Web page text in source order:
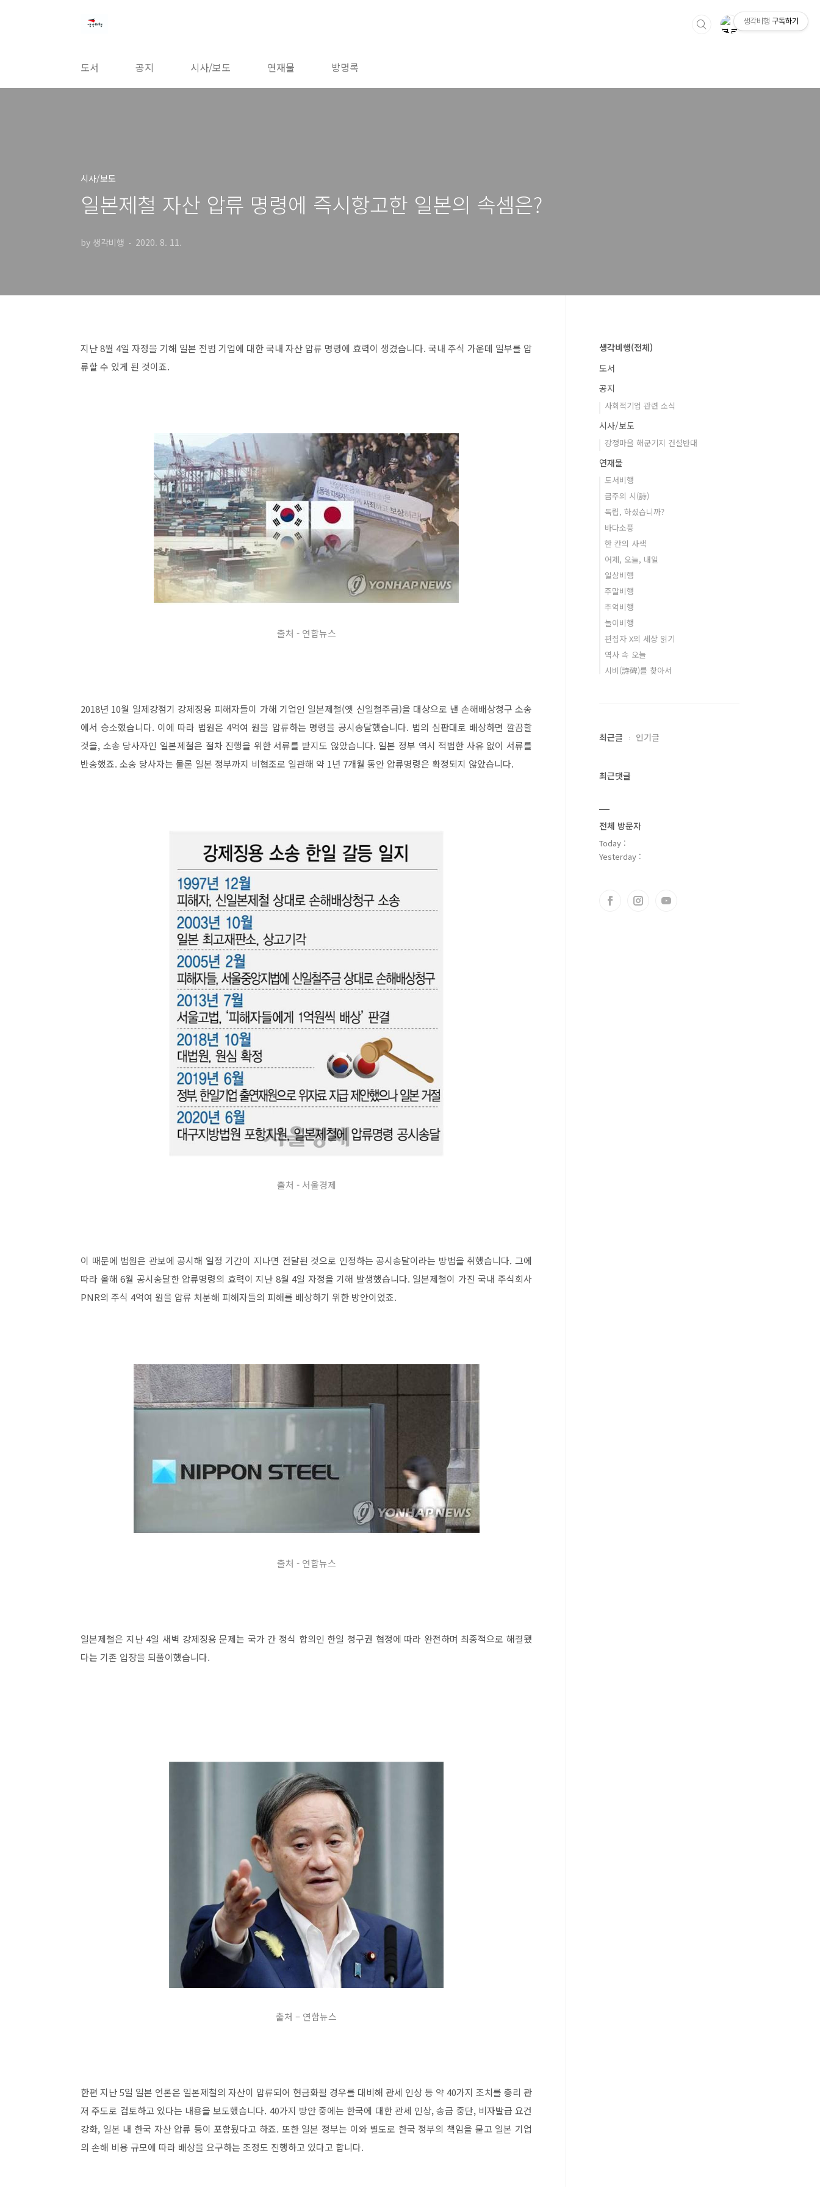
도서 공지 시사/보도 연재물 방명록
시사/보도
일본제철 자산 압류 명령에 즉시항고한 일본의 속셈은?
by 생각비행 2020. 8. 11.
지난 8월 4일 자정을 기해 일본 전범 기업에 대한 국내 자산 압류 명령에 효력이 생겼습니다. 국내 주식 가운데 일부를 압
류할 수 있게 된 것이죠.
출처 - 연합뉴스
2018년 10월 일제강점기 강제징용 피해자들이 가해 기업인 일본제철(옛 신일철주금)을 대상으로 낸 손해배상청구 소송
에서 승소했습니다. 이에 따라 법원은 4억여 원을 압류하는 명령을 공시송달했습니다. 법의 심판대로 배상하면 깔끔할
것을, 소송 당사자인 일본제철은 절차 진행을 위한 서류를 받지도 않았습니다. 일본 정부 역시 적법한 사유 없이 서류를
반송했죠. 소송 당사자는 물론 일본 정부까지 비협조로 일관해 약 1년 7개월 동안 압류명령은 확정되지 않았습니다.
출처 - 서울경제
이 때문에 법원은 관보에 공시해 일정 기간이 지나면 전달된 것으로 인정하는 공시송달이라는 방법을 취했습니다. 그에
따라 올해 6월 공시송달한 압류명령의 효력이 지난 8월 4일 자정을 기해 발생했습니다. 일본제철이 가진 국내 주식회사
PNR의 주식 4억여 원을 압류 처분해 피해자들의 피해를 배상하기 위한 방안이었죠.
출처 - 연합뉴스
일본제철은 지난 4일 새벽 강제징용 문제는 국가 간 정식 합의인 한일 청구권 협정에 따라 완전하며 최종적으로 해결됐
다는 기존 입장을 되풀이했습니다.
출처 – 연합뉴스
한편 지난 5일 일본 언론은 일본제철의 자산이 압류되어 현금화될 경우를 대비해 관세 인상 등 약 40가지 조치를 총리 관
저 주도로 검토하고 있다는 내용을 보도했습니다. 40가지 방안 중에는 한국에 대한 관세 인상, 송금 중단, 비자발급 요건
강화, 일본 내 한국 자산 압류 등이 포함됬다고 하죠. 또한 일본 정부는 이와 별도로 한국 정부의 책임을 묻고 일본 기업
의 손해 비용 규모에 따라 배상을 요구하는 조정도 진행하고 있다고 합니다.
생각비행(전체)
도서
공지
사회적기업 관련 소식
시사/보도
강정마을 해군기지 건설반대
연재물
도서비행
금주의 시(詩)
독립, 하셨습니까?
바다소풍
한 칸의 사색
어제, 오늘, 내일
일상비행
주말비행
추억비행
놀이비행
편집자 X의 세상 읽기
역사 속 오늘
시비(詩碑)를 찾아서
최근글 인기글
최근댓글
전체 방문자
Today :
Yesterday :
생각비행 구독하기